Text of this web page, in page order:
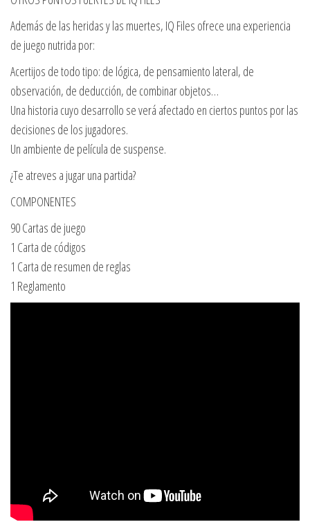
Además de las heridas y las muertes, IQ Files ofrece una experiencia
de juego nutrida por:
Acertijos de todo tipo: de lógica, de pensamiento lateral, de
observación, de deducción, de combinar objetos…
Una historia cuyo desarrollo se verá afectado en ciertos puntos por las
decisiones de los jugadores.
Un ambiente de película de suspense.
¿Te atreves a jugar una partida?
COMPONENTES
90 Cartas de juego
1 Carta de códigos
1 Carta de resumen de reglas
1 Reglamento